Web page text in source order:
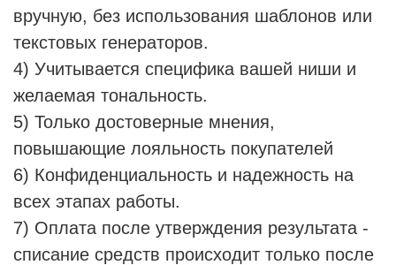
вручную, без использования шаблонов или
текстовых генераторов.
4) Учитывается специфика вашей ниши и
желаемая тональность.
5) Только достоверные мнения,
повышающие лояльность покупателей
6) Конфиденциальность и надежность на
всех этапах работы.
7) Оплата после утверждения результата -
списание средств происходит только после